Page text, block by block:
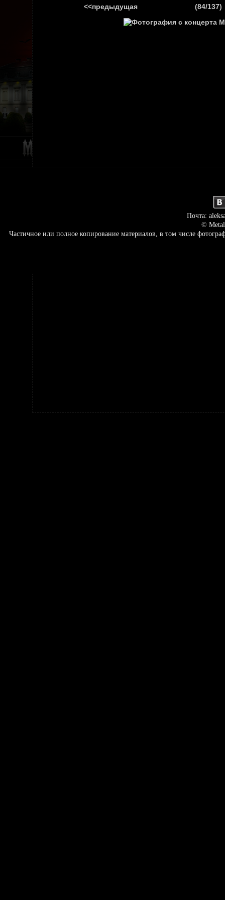
<<предыдущая (84/137)
Почта:
©
Частичное или полное копирование материалов, в том числе